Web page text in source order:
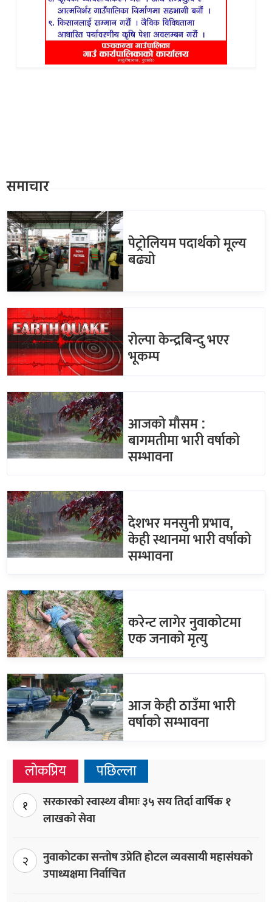
समाचार
पेट्रोलियम पदार्थको मूल्य
बढ्यो
रोल्पा केन्द्रबिन्दु भएर
भूकम्प
आजको मौसम :
बागमतीमा भारी वर्षाको
सम्भावना
देशभर मनसुनी प्रभाव,
केही स्थानमा भारी वर्षाको
सम्भावना
करेन्ट लागेर नुवाकोटमा
एक जनाको मृत्यु
आज केही ठाउँमा भारी
वर्षाको सम्भावना
लोकप्रिय पछिल्ला
१
सरकारको स्वास्थ्य बीमाः ३५ सय तिर्दा वार्षिक १
लाखको सेवा
२
नुवाकोटका सन्तोष उप्रेति होटल व्यवसायी महासंघको
उपाध्यक्षमा निर्वाचित